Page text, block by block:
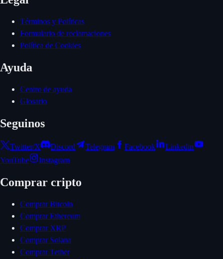
Términos y Políticas
Formulario de reclamaciones
Política de Cookies
Ayuda
Centro de ayuda
Glosario
Seguinos
Twitter/X Discord Telegram Facebook
Linkedin
YouTube
Instagram
Comprar cripto
Comprar Bitcoin
Comprar Ethereum
Comprar XRP
Comprar Solana
Comprar Tether